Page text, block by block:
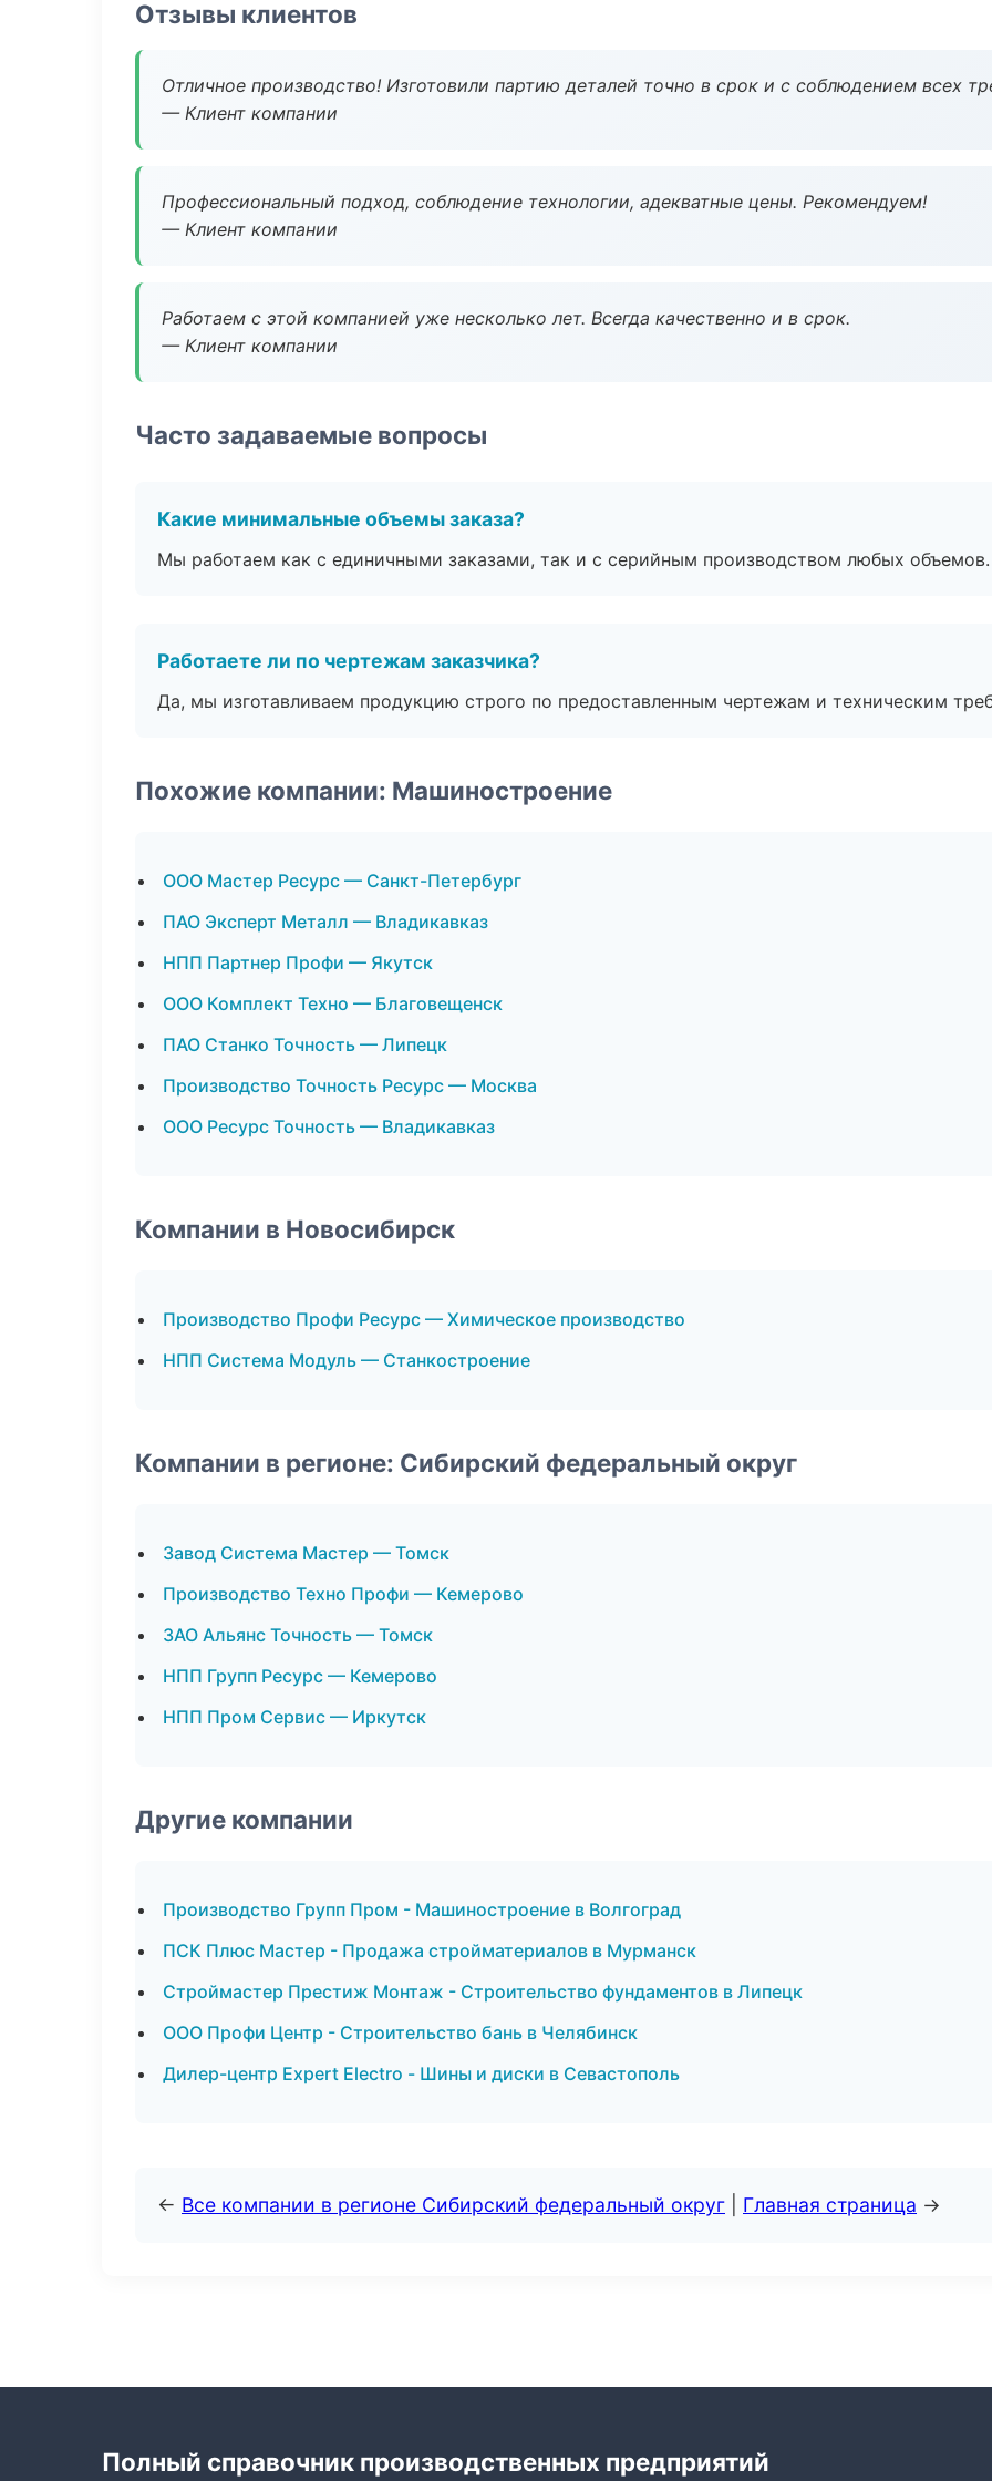
Отзывы клиентов
Отличное производство! Изготовили партию деталей точно в срок и с соблюдением всех
— Клиент компании
Профессиональный подход, соблюдение технологии, адекватные цены. Рекомендуем!
— Клиент компании
Работаем с этой компанией уже несколько лет. Всегда качественно и в срок.
— Клиент компании
Часто задаваемые вопросы
Какие минимальные объемы заказа?
Мы работаем как с единичными заказами, так и с серийным производством любых объемов.
Работаете ли по чертежам заказчика?
Да, мы изготавливаем продукцию строго по предоставленным чертежам и техническим
Похожие компании: Машиностроение
ООО Мастер Ресурс — Санкт-Петербург
ПАО Эксперт Металл — Владикавказ
НПП Партнер Профи — Якутск
ООО Комплект Техно — Благовещенск
ПАО Станко Точность — Липецк
Производство Точность Ресурс — Москва
ООО Ресурс Точность — Владикавказ
Компании в Новосибирск
Производство Профи Ресурс — Химическое производство
НПП Система Модуль — Станкостроение
Компании в регионе: Сибирский федеральный округ
Завод Система Мастер — Томск
Производство Техно Профи — Кемерово
ЗАО Альянс Точность — Томск
НПП Групп Ресурс — Кемерово
НПП Пром Сервис — Иркутск
Другие компании
Производство Групп Пром - Машиностроение в Волгоград
ПСК Плюс Мастер - Продажа стройматериалов в Мурманск
Строймастер Престиж Монтаж - Строительство фундаментов в Липецк
ООО Профи Центр - Строительство бань в Челябинск
Дилер-центр Expert Electro - Шины и диски в Севастополь
← Все компании в регионе Сибирский федеральный округ Главная страница →
Полный справочник производственных предприятий